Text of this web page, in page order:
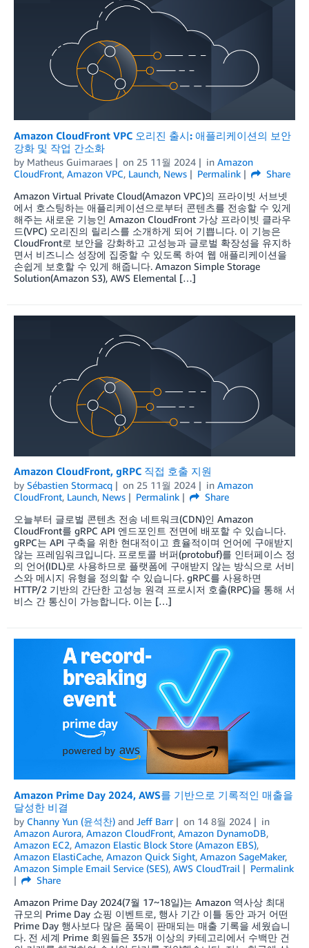
Amazon CloudFront VPC 오리진 출시: 애플리케이션의 보안
강화 및 작업 간소화
by Matheus Guimaraes on 25 11월 2024 in Amazon
CloudFront, Amazon VPC, Launch, News Permalink
Share
Amazon Virtual Private Cloud(Amazon VPC)의 프라이빗 서브넷
에서 호스팅하는 애플리케이션으로부터 콘텐츠를 전송할 수 있게
해주는 새로운 기능인 Amazon CloudFront 가상 프라이빗 클라우
드(VPC) 오리진의 릴리스를 소개하게 되어 기쁩니다. 이 기능은
CloudFront로 보안을 강화하고 고성능과 글로벌 확장성을 유지하
면서 비즈니스 성장에 집중할 수 있도록 하여 웹 애플리케이션을
손쉽게 보호할 수 있게 해줍니다. Amazon Simple Storage
Solution(Amazon S3), AWS Elemental […]
Amazon CloudFront, gRPC 직접 호출 지원
by Sébastien Stormacq on 25 11월 2024 in Amazon
CloudFront, Launch, News Permalink
Share
오늘부터 글로벌 콘텐츠 전송 네트워크(CDN)인 Amazon
CloudFront를 gRPC API 엔드포인트 전면에 배포할 수 있습니다.
gRPC는 API 구축을 위한 현대적이고 효율적이며 언어에 구애받지
않는 프레임워크입니다. 프로토콜 버퍼(protobuf)를 인터페이스 정
의 언어(IDL)로 사용하므로 플랫폼에 구애받지 않는 방식으로 서비
스와 메시지 유형을 정의할 수 있습니다. gRPC를 사용하면
HTTP/2 기반의 간단한 고성능 원격 프로시저 호출(RPC)을 통해 서
비스 간 통신이 가능합니다. 이는 […]
Amazon Prime Day 2024, AWS를 기반으로 기록적인 매출을
달성한 비결
by Channy Yun (윤석찬) and Jeff Barr on 14 8월 2024
in
Amazon Aurora, Amazon CloudFront, Amazon DynamoDB,
Amazon EC2, Amazon Elastic Block Store (Amazon EBS),
Amazon ElastiCache, Amazon Quick Sight, Amazon SageMaker,
Amazon Simple Email Service (SES), AWS CloudTrail
Permalink
Share
Amazon Prime Day 2024(7월 17~18일)는 Amazon 역사상 최대
규모의 Prime Day 쇼핑 이벤트로, 행사 기간 이틀 동안 과거 어떤
Prime Day 행사보다 많은 품목이 판매되는 매출 기록을 세웠습니
다. 전 세계 Prime 회원들은 35개 이상의 카테고리에서 수백만 건